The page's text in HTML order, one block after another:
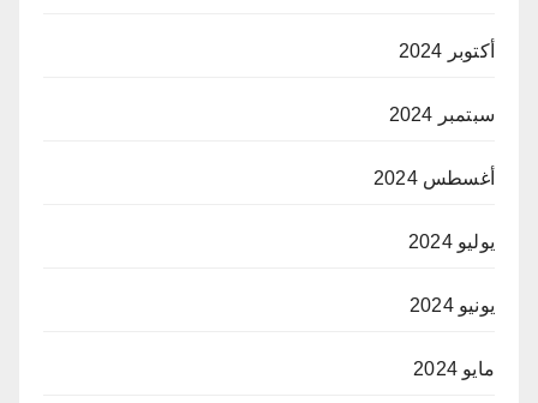
أكتوبر 2024
سبتمبر 2024
أغسطس 2024
يوليو 2024
يونيو 2024
مايو 2024